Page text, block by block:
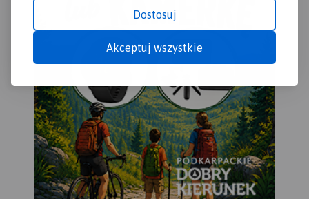
Dostosuj
Akceptuj wszystkie